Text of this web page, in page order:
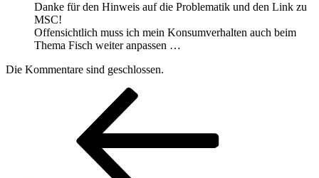
Danke für den Hinweis auf die Problematik und den Link zu
MSC!
Offensichtlich muss ich mein Konsumverhalten auch beim
Thema Fisch weiter anpassen …
Die Kommentare sind geschlossen.
Beitragsnavigation